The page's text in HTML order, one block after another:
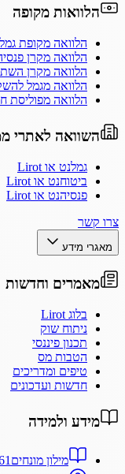
הלוואות מקופה
הלוואה מקופת גמל
הלוואה מקרן
הלוואה מקרן
הלוואה מגמל
הלוואה מפוליסת
השוואה לאתרי
גמלנט או Lirot
ביטוחנט או Lirot
פנסיהנט או Lirot
צרו קשר
מאגרי מידע
מאמרים וחדשות
בלוג Lirot
ניתוח שוק
תכנון פיננסי
הטבות מס
טיפים ומדריכים
חדשות ועדכונים
מידע ולמידה
מילון מונחים 261